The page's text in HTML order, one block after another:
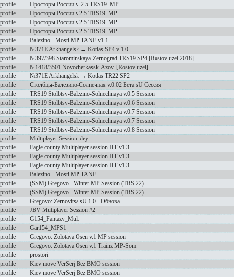
profile Просторы России v. 2.5 TRS19_MP
profile Просторы России v.2.5 TRS19_MP
profile Просторы России v.2.5 TRS19_MP
profile Просторы России v.2.5 TRS19_MP
profile Balezino - Mosti MP TANE v1.1
profile №371E Arkhangelsk → Kotlas SP4 v 1.0
profile №397/398 Starominskaya-Zernograd TRS19 SP4 [Rostov uzel 2018]
profile №1418/3501 Novocherkassk-Azov. [Rostov uzel]
profile №371E Arkhangelsk → Kotlas TR22 SP2
profile Столбцы-Балезино-Солнечная v.0.02 Бета sU Сессия
profile TRS19 Stolbtsy-Balezino-Solnechnaya v.0.5 Session
profile TRS19 Stolbtsy-Balezino-Solnechnaya v.0.6 Session
profile TRS19 Stolbtsy-Balezino-Solnechnaya v.0.7 Session
profile TRS19 Stolbtsy-Balezino-Solnechnaya v.0.7 Session
profile TRS19 Stolbtsy-Balezino-Solnechnaya v.0.8 Session
profile Multiplayer Session_dey
profile Eagle county Multiplayer session HT v1.3
profile Eagle county Multiplayer session HT v1.3
profile Eagle county Multiplayer session HT v1.3
profile Balezino - Mosti MP TANE
profile (SSM) Gregovo - Winter MP Session (TRS 22)
profile (SSM) Gregovo - Winter MP Session (TRS 22)
profile Gregovo: Zernovitsa sU 1.0 - Обнова
profile JBV Mutiplayer Session #2
profile G154_Fantazy_Mult
profile Gar154_MPS1
profile Gregovo: Zolotaya Osen v.1 MP session
profile Gregovo: Zolotaya Osen v.1 Trainz MP-Som
profile prostori
profile Kiev move VerSerj Bez BMO session
profile Kiev move VerSerj Bez BMO session